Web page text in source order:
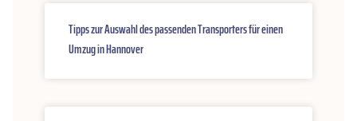
Tipps zur Auswahl des passenden Transporters für einen
Umzug in Hannover